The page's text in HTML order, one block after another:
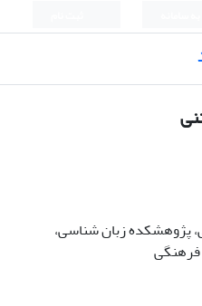
پژوهشکده زبان شناسی،
فرهنگی